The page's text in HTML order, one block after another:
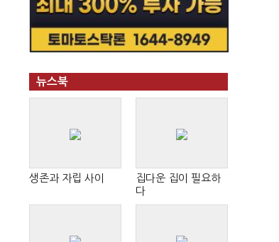
뉴스북
생존과 자립 사이
집다운 집이 필요하
다